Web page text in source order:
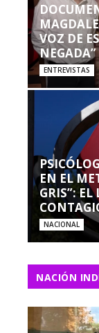
VOZ DE
NEGADA”
ENTREVISTAS
EN EL
GRIS”: EL
NACIONAL
NACIÓN